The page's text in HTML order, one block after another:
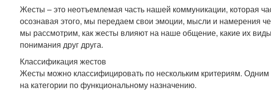
Жесты – это неотъемлемая часть нашей коммуникации, которая
осознавая этого, мы передаем свои эмоции, мысли и намерения
мы рассмотрим, как жесты влияют на наше общение, какие их
понимания друг друга.
Классификация жестов
Жесты можно классифицировать по нескольким критериям.
на категории по функциональному назначению.